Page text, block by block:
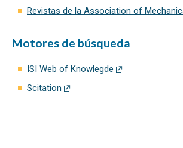
Revistas de la Association of
Motores de búsqueda
ISI Web of Knowlegde
Scitation